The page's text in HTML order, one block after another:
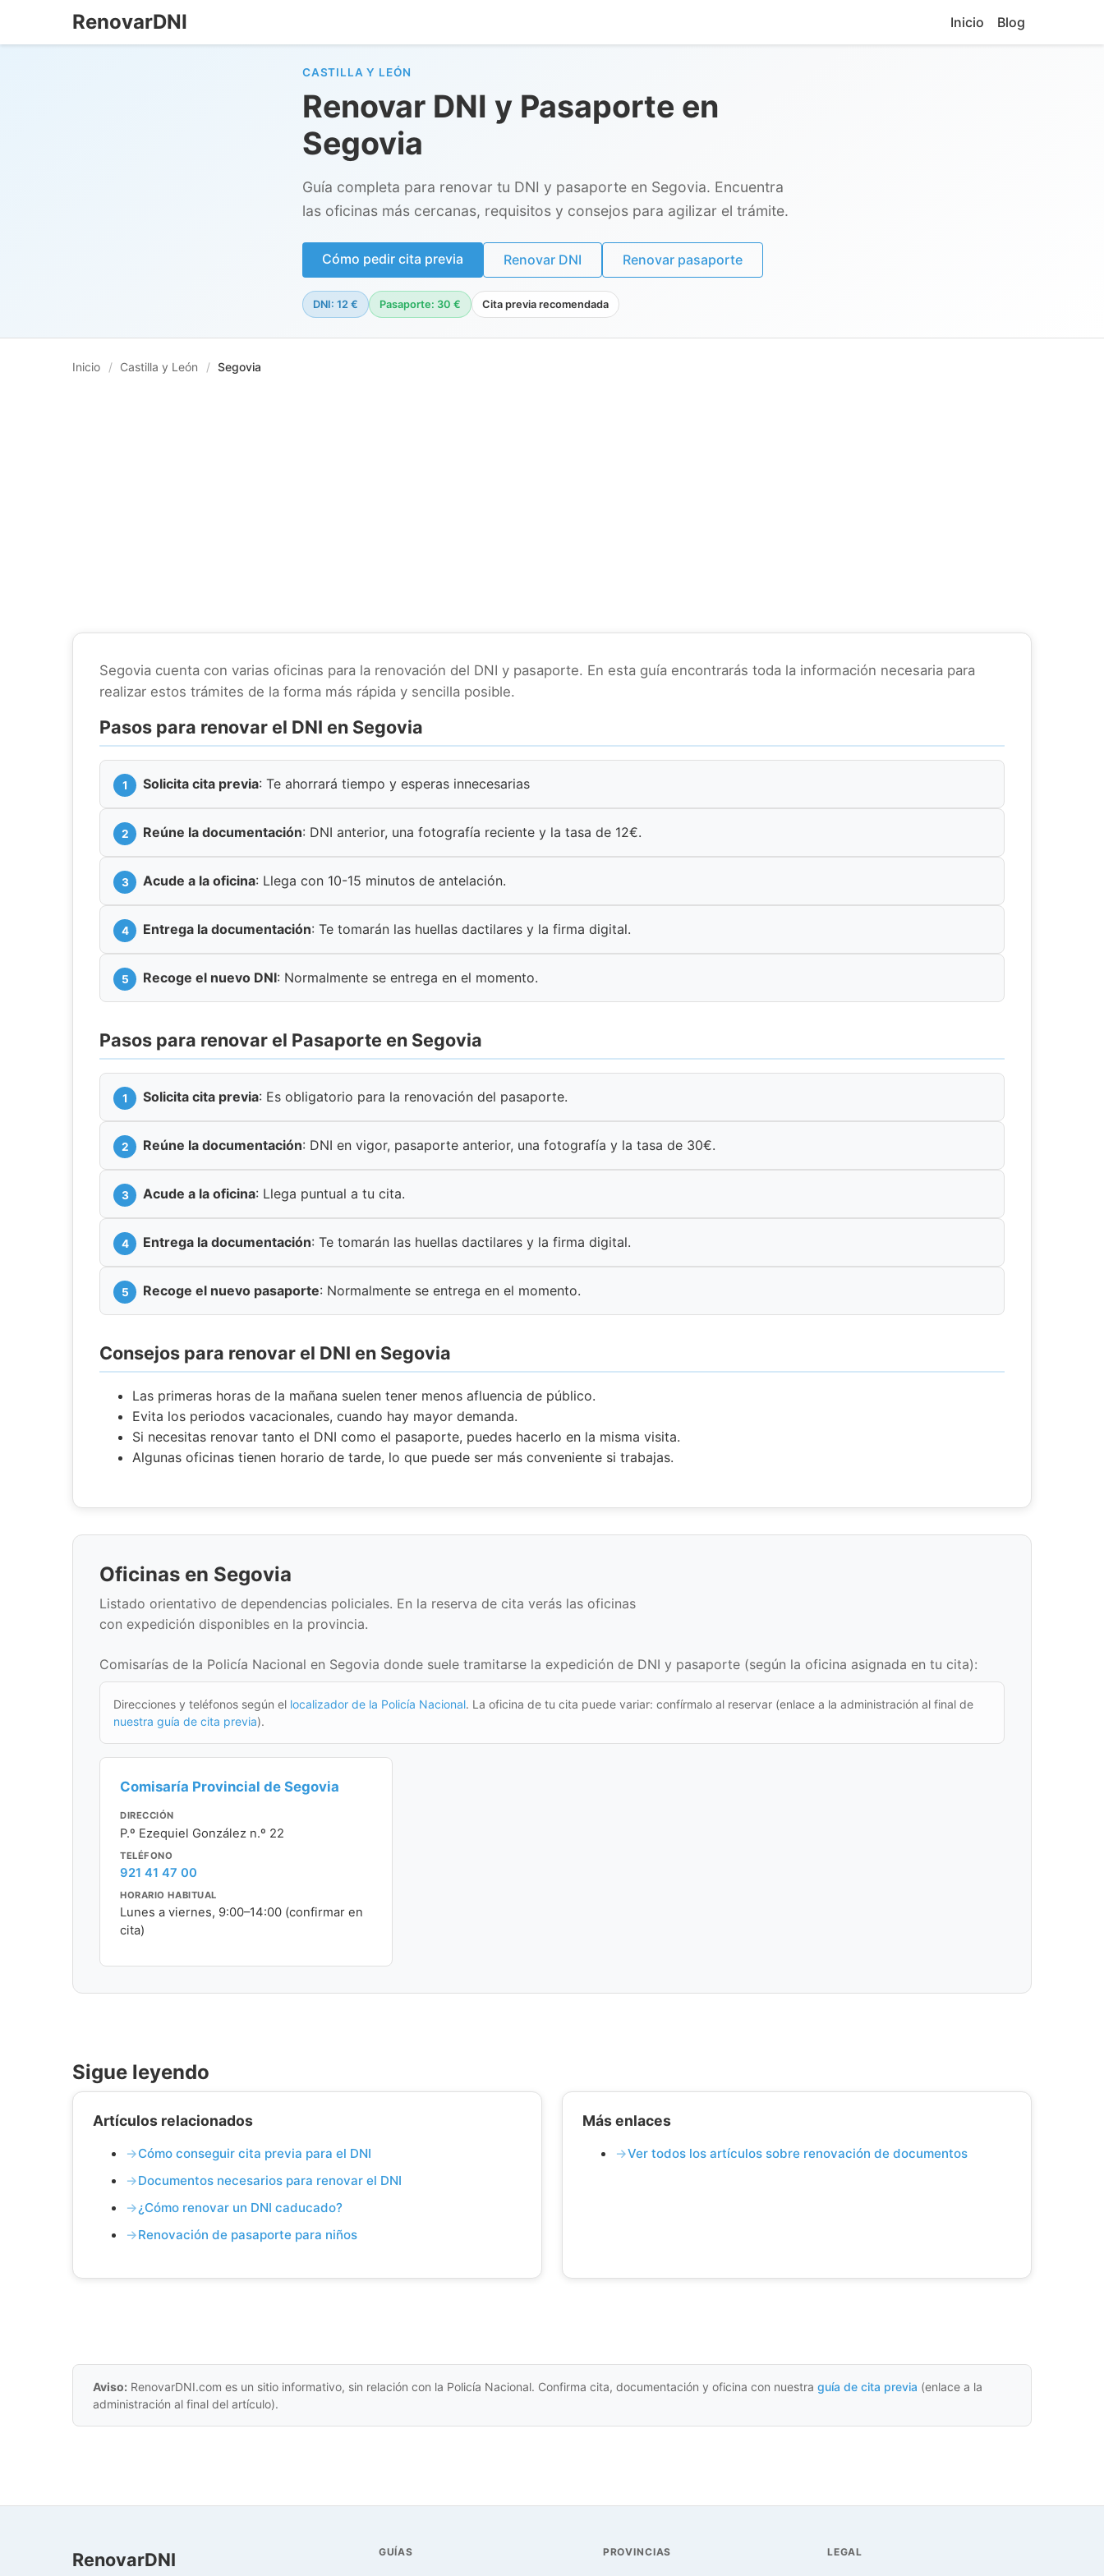
RenovarDNI Inicio Blog
CASTILLA Y LEÓN
Renovar DNI y Pasaporte en
Segovia
Guía completa para renovar tu DNI y pasaporte en Segovia. Encuentra
las oficinas más cercanas, requisitos y consejos para agilizar el trámite.
Cómo pedir cita previa Renovar DNI Renovar pasaporte
DNI: 12 € Pasaporte: 30 € Cita previa recomendada
Inicio / Castilla y León / Segovia
Segovia cuenta con varias oficinas para la renovación del DNI y pasaporte. En esta guía encontrarás toda la información necesaria para
realizar estos trámites de la forma más rápida y sencilla posible.
Pasos para renovar el DNI en Segovia
Solicita cita previa: Te ahorrará tiempo y esperas innecesarias
Reúne la documentación: DNI anterior, una fotografía reciente y la tasa de 12€.
Acude a la oficina: Llega con 10-15 minutos de antelación.
Entrega la documentación: Te tomarán las huellas dactilares y la firma digital.
Recoge el nuevo DNI: Normalmente se entrega en el momento.
Pasos para renovar el Pasaporte en Segovia
Solicita cita previa: Es obligatorio para la renovación del pasaporte.
Reúne la documentación: DNI en vigor, pasaporte anterior, una fotografía y la tasa de 30€.
Acude a la oficina: Llega puntual a tu cita.
Entrega la documentación: Te tomarán las huellas dactilares y la firma digital.
Recoge el nuevo pasaporte: Normalmente se entrega en el momento.
Consejos para renovar el DNI en Segovia
Las primeras horas de la mañana suelen tener menos afluencia de público.
Evita los periodos vacacionales, cuando hay mayor demanda.
Si necesitas renovar tanto el DNI como el pasaporte, puedes hacerlo en la misma visita.
Algunas oficinas tienen horario de tarde, lo que puede ser más conveniente si trabajas.
Oficinas en Segovia
Listado orientativo de dependencias policiales. En la reserva de cita verás las oficinas
con expedición disponibles en la provincia.
Comisarías de la Policía Nacional en Segovia donde suele tramitarse la expedición de DNI y pasaporte (según la oficina asignada en tu cita):
Direcciones y teléfonos según el localizador de la Policía Nacional. La oficina de tu cita puede variar: confírmalo al reservar (enlace a la administración al final de
nuestra guía de cita previa).
Comisaría Provincial de Segovia
DIRECCIÓN
P.º Ezequiel González n.º 22
TELÉFONO
921 41 47 00
HORARIO HABITUAL
Lunes a viernes, 9:00–14:00 (confirmar en
cita)
Sigue leyendo
Artículos relacionados
Cómo conseguir cita previa para el DNI
Documentos necesarios para renovar el DNI
¿Cómo renovar un DNI caducado?
Renovación de pasaporte para niños
Más enlaces
Ver todos los artículos sobre renovación de documentos
Aviso: RenovarDNI.com es un sitio informativo, sin relación con la Policía Nacional. Confirma cita, documentación y oficina con nuestra guía de cita previa (enlace a la
administración al final del artículo).
RenovarDNI GUÍAS PROVINCIAS LEGAL